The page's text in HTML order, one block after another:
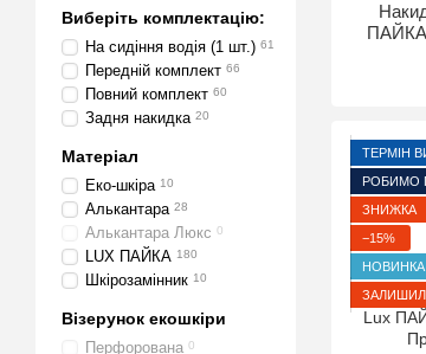
ПАЙКА,
ТЕРМІН
РОБИМО
ЗНИЖКА
−15%
НОВИНКА
Виберіть комплектацію:
На сидіння водія (1 шт.) 61
Передній комплект 66
Повний комплект 60
Задня накидка 20
Матеріал
Еко-шкіра 10
Алькантара 28
Алькантара Люкс 0
LUX ПАЙКА 180
Шкірозамінник 10
Візерунок екошкіри
Перфорована 0